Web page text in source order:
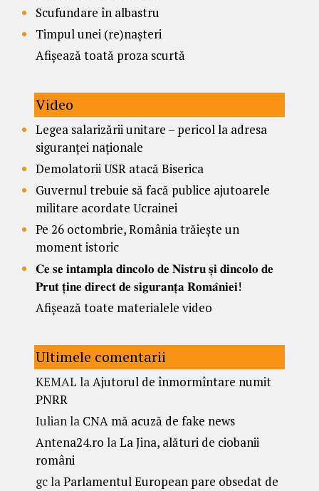
Scufundare în albastru
Timpul unei (re)nașteri
Afișează toată proza scurtă
Video
Legea salarizării unitare – pericol la adresa
siguranței naționale
Demolatorii USR atacă Biserica
Guvernul trebuie să facă publice ajutoarele
militare acordate Ucrainei
Pe 26 octombrie, România trăiește un
moment istoric
𝐂𝐞 𝐬𝐞 𝐢𝐧𝐭𝐚𝐦𝐩𝐥𝐚 𝐝𝐢𝐧𝐜𝐨𝐥𝐨 𝐝𝐞 𝐍𝐢𝐬𝐭𝐫𝐮 𝐬̦𝐢 𝐝𝐢𝐧𝐜𝐨𝐥𝐨 𝐝𝐞
𝐏𝐫𝐮𝐭 𝐭̦𝐢𝐧𝐞 𝐝𝐢𝐫𝐞𝐜𝐭 𝐝𝐞 𝐬𝐢𝐠𝐮𝐫𝐚𝐧𝐭̦𝐚 𝐑𝐨𝐦𝐚̂𝐧𝐢𝐞𝐢!
Afișează toate materialele video
Ultimele comentarii
KEMAL laAjutorul de înmormîntare numit
PNRR
Iulianla CNA mă acuză de fake news
Antena24.ro laLa Jina, alături de ciobanii
români
gclaParlamentul European pare obsedat de